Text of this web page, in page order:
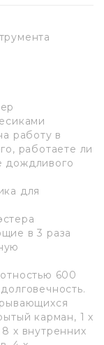
работу в
работаете ли
дождливого
для
в 3 раза
600
карман, 1 х
х внутренних